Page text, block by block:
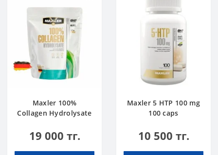
Maxler 100%
Collagen Hydrolysate
19 000 тг.
Maxler 5 HTP 100 mg
100 caps
10 500 тг.